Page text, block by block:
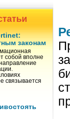
законам
собой вполне
связывается